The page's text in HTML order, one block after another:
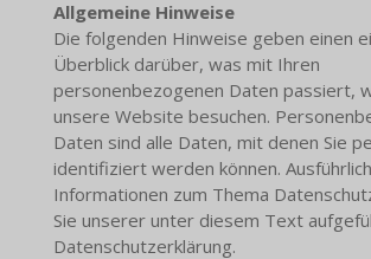
Allgemeine Hinweise
Die folgenden Hinweise geben einen
Überblick darüber, was mit Ihren
personenbezogenen Daten passiert,
unsere Website besuchen.
Daten sind alle Daten, mit denen Sie
identifiziert werden können.
Informationen zum Thema
Sie unserer unter diesem Text
Datenschutzerklärung.